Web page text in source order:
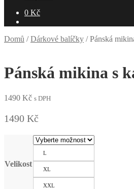
0 Kč
Domů /Dárkové balíčky /Pánská
Pánská mikina s
1490 Kč s DPH
1490 Kč
Velikost
L
XL
XXL